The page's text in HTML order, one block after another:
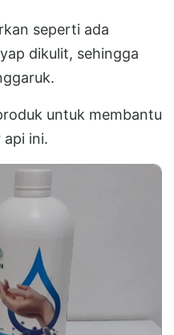
seperti ada
dikulit, sehingga
untuk membantu
api ini.